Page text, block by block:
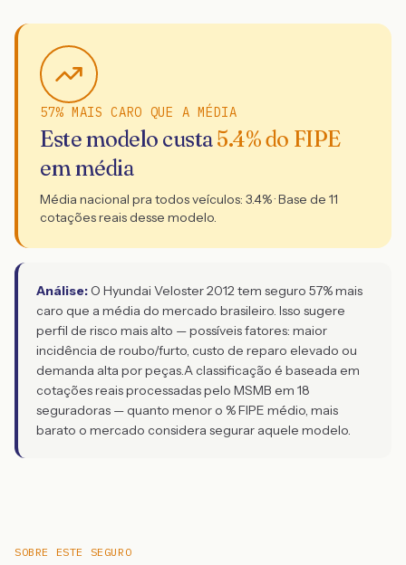
57% MAIS CARO QUE A MÉDIA
Este modelo custa5.4% do FIPE
em média
Média nacional pra todos veículos: 3.4% · Base de 11
cotações reais desse modelo.
Análise: O Hyundai Veloster 2012 tem seguro 57% mais
caro que a média do mercado brasileiro. Isso sugere
perfil de risco mais alto — possíveis fatores: maior
incidência de roubo/furto, custo de reparo elevado ou
demanda alta por peças.A classificação é baseada em
cotações reais processadas pelo MSMB em 18
seguradoras — quanto menor o % FIPE médio, mais
barato o mercado considera segurar aquele modelo.
SOBRE ESTE SEGURO